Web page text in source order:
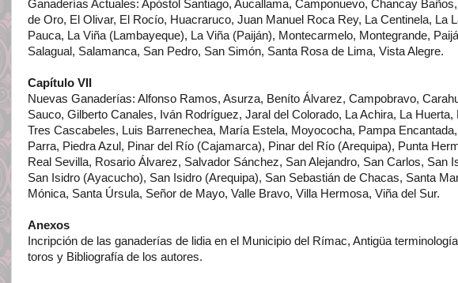
Ganaderías Actuales: Apóstol Santiago, Aucallama, Camponuevo, Chancay
de Oro, El Olivar, El Rocío, Huacraruco, Juan Manuel Roca Rey, La Centinela, La
Pauca, La Viña (Lambayeque), La Viña (Paiján), Montecarmelo, Montegrande,
Salagual, Salamanca, San Pedro, San Simón, Santa Rosa de Lima, Vista Alegre.
Capítulo VII
Nuevas Ganaderías: Alfonso Ramos, Asurza, Beníto Álvarez, Campobravo,
Sauco, Gilberto Canales, Iván Rodríguez, Jaral del Colorado, La Achira, La
Tres Cascabeles, Luis Barrenechea, María Estela, Moyococha, Pampa
Parra, Piedra Azul, Pinar del Río (Cajamarca), Pinar del Río (Arequipa), Punta
Real Sevilla, Rosario Álvarez, Salvador Sánchez, San Alejandro, San Carlos, San
San Isidro (Ayacucho), San Isidro (Arequipa), San Sebastián de Chacas, Santa
Mónica, Santa Úrsula, Señor de Mayo, Valle Bravo, Villa Hermosa, Viña del Sur.
Anexos
Incripción de las ganaderías de lidia en el Municipio del Rímac, Antigüa
toros y Bibliografía de los autores.